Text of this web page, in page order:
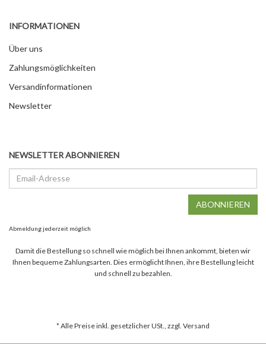
INFORMATIONEN
Über uns
Zahlungsmöglichkeiten
Versandinformationen
Newsletter
NEWSLETTER ABONNIEREN
Adresse
ABONNIEREN
Abmeldung jederzeit möglich
Damit die Bestellung so schnell wie möglich bei Ihnen ankommt, bieten wir
Ihnen bequeme Zahlungsarten. Dies ermöglicht Ihnen, ihre Bestellung leicht
und schnell zu bezahlen.
*Alle Preise inkl. gesetzlicher USt., zzgl. Versand